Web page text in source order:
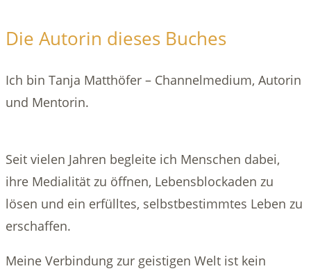
Die Autorin dieses Buches
Ich bin Tanja Matthöfer – Channelmedium, Autorin
und Mentorin.
Seit vielen Jahren begleite ich Menschen dabei,
ihre Medialität zu öffnen, Lebensblockaden zu
lösen und ein erfülltes, selbstbestimmtes Leben zu
erschaffen.
Meine Verbindung zur geistigen Welt ist kein